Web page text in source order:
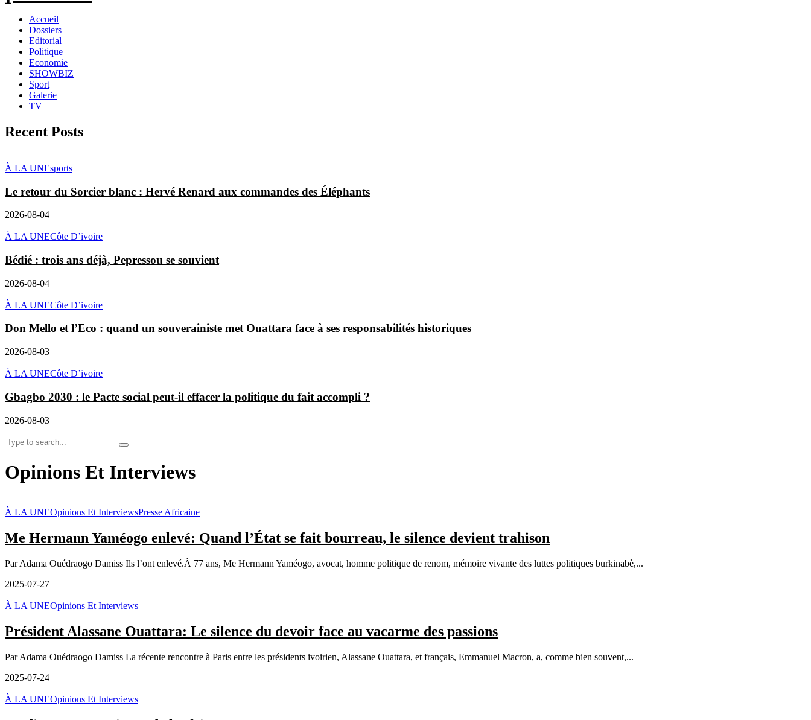
Accueil
Dossiers
Editorial
Politique
Economie
SHOWBIZ
Sport
Galerie
TV
Recent Posts
À LA UNEsports
Le retour du Sorcier blanc : Hervé Renard aux commandes des Éléphants
2026-08-04
À LA UNECôte D’ivoire
Bédié : trois ans déjà, Pepressou se souvient
2026-08-04
À LA UNECôte D’ivoire
Don Mello et l’Eco : quand un souverainiste met Ouattara face à ses responsabilités historiques
2026-08-03
À LA UNECôte D’ivoire
Gbagbo 2030 : le Pacte social peut-il effacer la politique du fait accompli ?
2026-08-03
Opinions Et Interviews
À LA UNEOpinions Et InterviewsPresse Africaine
Me Hermann Yaméogo enlevé: Quand l’État se fait bourreau, le silence devient trahison
Par Adama Ouédraogo Damiss Ils l’ont enlevé.À 77 ans, Me Hermann Yaméogo, avocat, homme politique de renom, mémoire vivante des luttes politiques burkinabè,...
2025-07-27
À LA UNEOpinions Et Interviews
Président Alassane Ouattara: Le silence du devoir face au vacarme des passions
Par Adama Ouédraogo Damiss La récente rencontre à Paris entre les présidents ivoirien, Alassane Ouattara, et français, Emmanuel Macron, a, comme bien souvent,...
2025-07-24
À LA UNEOpinions Et Interviews